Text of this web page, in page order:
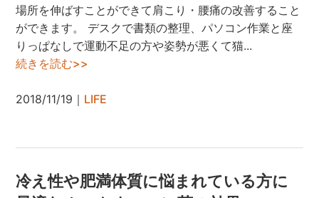
場所を伸ばすことができて肩こり・腰痛の改善すること
ができます。 デスクで書類の整理、パソコン作業と座
りっぱなしで運動不足の方や姿勢が悪くて猫...
続きを読む>>
2018/11/19｜ LIFE
冷え性や肥満体質に悩まれている方に